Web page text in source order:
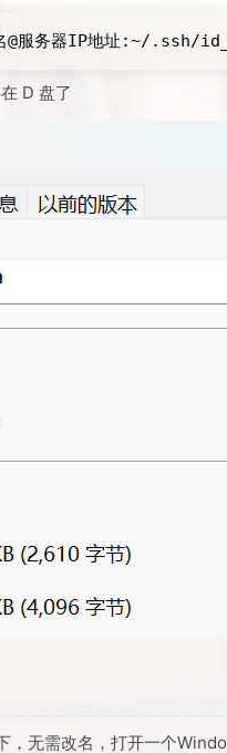
@服务器IP地址:~/.ssh/
D 盘了
，无需改名，打开一个